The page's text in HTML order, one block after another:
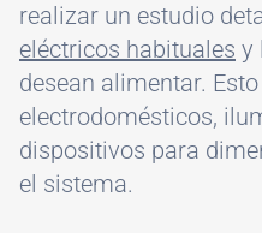
realizar un estudio
eléctricos habituales y
desean alimentar.
electrodomésticos,
dispositivos para
el sistema.